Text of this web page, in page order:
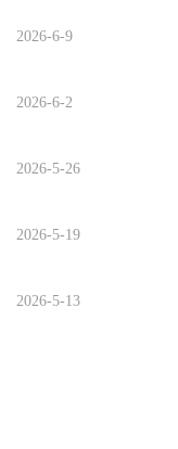
2026-6-9
2026-6-2
2026-5-26
2026-5-19
2026-5-13